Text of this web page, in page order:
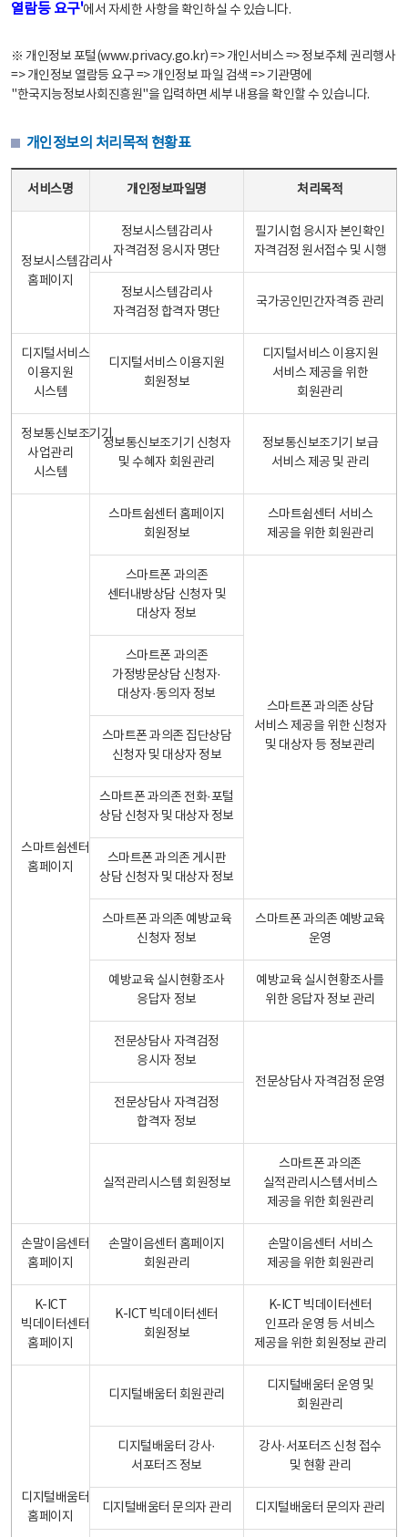
열람등 요구'에서 자세한 사항을 확인하실 수 있습니다.
※ 개인정보 포털(www.privacy.go.kr) => 개인서비스 => 정보주체 권리행사
=> 개인정보 열람등 요구 => 개인정보 파일 검색 => 기관명에
"한국지능정보사회진흥원"을 입력하면 세부 내용을 확인할 수 있습니다.
개인정보의 처리목적 현황표
서비스명 개인정보파일명 처리목적
정보시스템감리사
홈페이지
정보시스템감리사
자격검정 응시자 명단
필기시험 응시자 본인확인
자격검정 원서접수 및 시행
정보시스템감리사
자격검정 합격자 명단
국가공인민간자격증 관리
디지털서비스
이용지원
시스템
디지털서비스 이용지원
회원정보
디지털서비스 이용지원
서비스 제공을 위한
회원관리
정보통신보조기기
사업관리
시스템
정보통신보조기기 신청자
및 수혜자 회원관리
정보통신보조기기 보급
서비스 제공 및 관리
스마트쉼센터
홈페이지
스마트쉼센터 홈페이지
회원정보
스마트쉼센터 서비스
제공을 위한 회원관리
스마트폰 과의존
센터내방상담 신청자 및
대상자 정보
스마트폰 과의존 상담
서비스 제공을 위한 신청자
및 대상자 등 정보관리
스마트폰 과의존
가정방문상담 신청자·
대상자·동의자 정보
스마트폰 과의존 집단상담
신청자 및 대상자 정보
스마트폰 과의존 전화·포털
상담 신청자 및 대상자 정보
스마트폰 과의존 게시판
상담 신청자 및 대상자 정보
스마트폰 과의존 예방교육
신청자 정보
스마트폰 과의존 예방교육
운영
예방교육 실시현황조사
응답자 정보
예방교육 실시현황조사를
위한 응답자 정보 관리
전문상담사 자격검정
응시자 정보
전문상담사 자격검정 운영
전문상담사 자격검정
합격자 정보
실적관리시스템 회원정보
스마트폰 과의존
실적관리시스템서비스
제공을 위한 회원관리
손말이음센터
홈페이지
손말이음센터 홈페이지
회원관리
손말이음센터 서비스
제공을 위한 회원관리
K-ICT
빅데이터센터
홈페이지
K-ICT 빅데이터센터
회원정보
K-ICT 빅데이터센터
인프라 운영 등 서비스
제공을 위한 회원정보 관리
디지털배움터
홈페이지
디지털배움터 회원관리
디지털배움터 운영 및
회원관리
디지털배움터 강사·
서포터즈 정보
강사·서포터즈 신청 접수
및 현황 관리
디지털배움터 문의자 관리 디지털배움터 문의자 관리